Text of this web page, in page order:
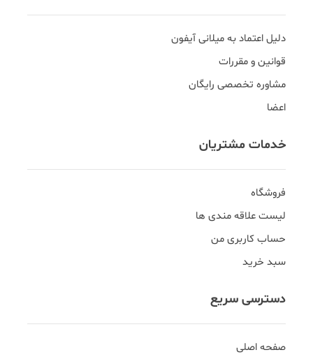
دلیل اعتماد به میلانی آیفون
قوانین و مقررات
مشاوره تخصصی رایگان
اعضا
خدمات مشتریان
فروشگاه
لیست علاقه مندی ها
حساب کاربری من
سبد خرید
دسترسی سریع
صفحه اصلی